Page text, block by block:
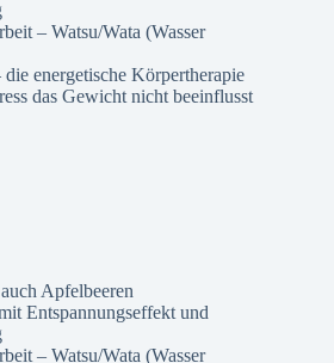
– Watsu/Wata (Wasser
energetische Körpertherapie
das Gewicht nicht beeinflusst
Apfelbeeren
Entspannungseffekt und
– Watsu/Wata (Wasser